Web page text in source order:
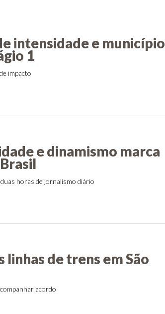
intensidade e município
1
impacto
e dinamismo marca
horas de jornalismo diário
linhas de trens em São
acordo